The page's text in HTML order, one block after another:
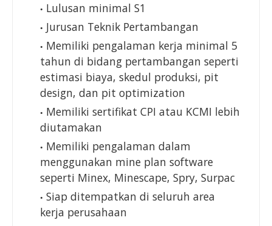
Lulusan minimal S1
Jurusan Teknik Pertambangan
Memiliki pengalaman kerja minimal 5
tahun di bidang pertambangan seperti
estimasi biaya, skedul produksi, pit
design, dan pit optimization
Memiliki sertifikat CPI atau KCMI lebih
diutamakan
Memiliki pengalaman dalam
menggunakan mine plan software
seperti Minex, Minescape, Spry, Surpac
Siap ditempatkan di seluruh area
kerja perusahaan